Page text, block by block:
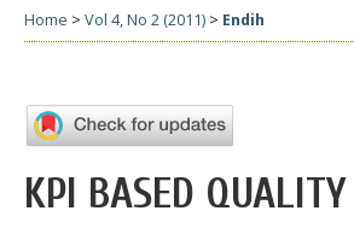
Home > Vol 4, No 2 (2011) > Endih
KPI BASED